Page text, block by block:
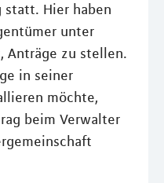
statt. Hier haben
unter
Anträge zu stellen.
in seiner
möchte,
beim Verwalter